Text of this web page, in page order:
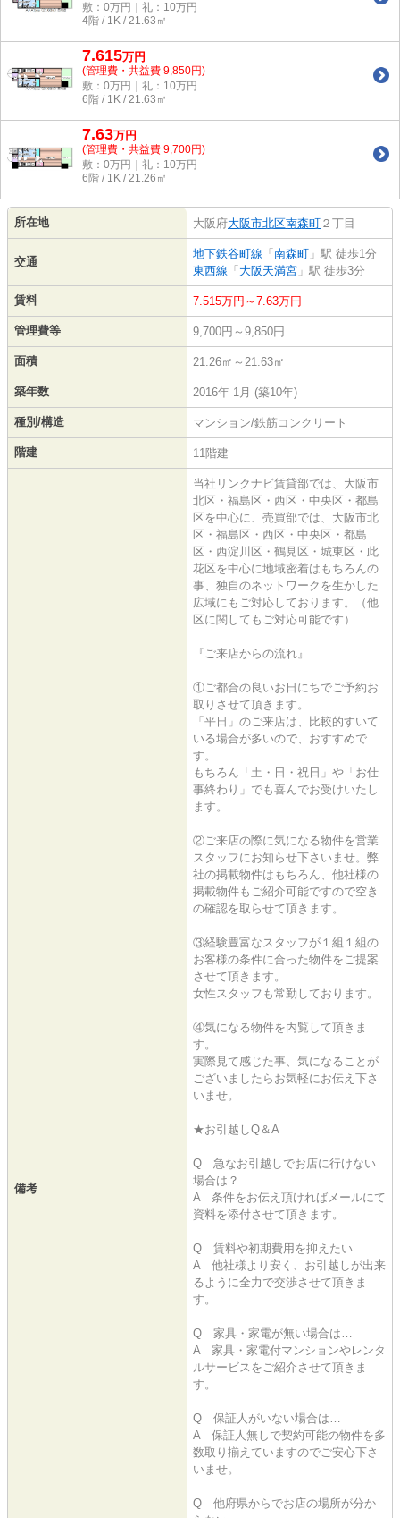
敷：0万円｜礼：10万円
4階 / 1K / 21.63㎡
7.615万円
(管理費・共益費 9,850円)
敷：0万円｜礼：10万円
6階 / 1K / 21.63㎡
7.63万円
(管理費・共益費 9,700円)
敷：0万円｜礼：10万円
6階 / 1K / 21.26㎡
所在地 大阪府大阪市北区南森町 ２丁目
交通
地下鉄谷町線 「 南森町 」駅 徒歩1分
東西線 「 大阪天満宮 」駅 徒歩3分
賃料 7.515万円～7.63万円
管理費等 9,700円～9,850円
面積 21.26㎡～21.63㎡
築年数 2016年 1月 (築10年)
種別/構造 マンション/鉄筋コンクリート
階建 11階建
備考
当社リンクナビ賃貸部では、大阪市
北区・福島区・西区・中央区・都島
区を中心に、売買部では、大阪市北
区・福島区・西区・中央区・都島
区・西淀川区・鶴見区・城東区・此
花区を中心に地域密着はもちろんの
事、独自のネットワークを生かした
広域にもご対応しております。（他
区に関してもご対応可能です）
『ご来店からの流れ』
①ご都合の良いお日にちでご予約お
取りさせて頂きます。
「平日」のご来店は、比較的すいて
いる場合が多いので、おすすめで
す。
もちろん「土・日・祝日」や「お仕
事終わり」でも喜んでお受けいたし
ます。
②ご来店の際に気になる物件を営業
スタッフにお知らせ下さいませ。弊
社の掲載物件はもちろん、他社様の
掲載物件もご紹介可能ですので空き
の確認を取らせて頂きます。
③経験豊富なスタッフが１組１組の
お客様の条件に合った物件をご提案
させて頂きます。
女性スタッフも常勤しております。
④気になる物件を内覧して頂きま
す。
実際見て感じた事、気になることが
ございましたらお気軽にお伝え下さ
いませ。
★お引越しQ＆A
Q 急なお引越しでお店に行けない
場合は？
A 条件をお伝え頂ければメールにて
資料を添付させて頂きます。
Q 賃料や初期費用を抑えたい
A 他社様より安く、お引越しが出来
るように全力で交渉させて頂きま
す。
Q 家具・家電が無い場合は…
A 家具・家電付マンションやレンタ
ルサービスをご紹介させて頂きま
す。
Q 保証人がいない場合は…
A 保証人無しで契約可能の物件を多
数取り揃えていますのでご安心下さ
いませ。
Q 他府県からでお店の場所が分か